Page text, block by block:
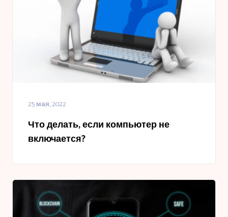
25 мая, 2022
Что делать, если компьютер не
включается?